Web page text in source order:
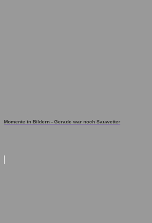
Momente in Bildern - Gerade war noch Sauwetter